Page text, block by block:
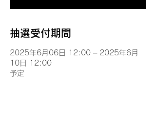
抽選受付期間
2025年6月06日 12:00 – 2025年6月
10日 12:00
予定